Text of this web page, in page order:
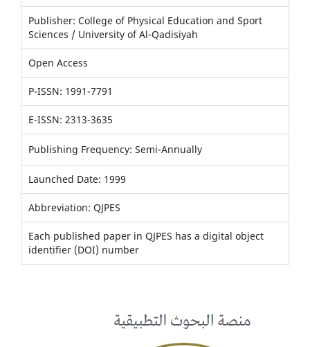
Publisher: College of Physical Education and Sport
Sciences / University of Al-Qadisiyah
Open Access
P-ISSN: 1991-7791
E-ISSN: 2313-3635
Publishing Frequency: Semi-Annually
Launched Date: 1999
Abbreviation: QJPES
Each published paper in QJPES has a digital object
identifier (DOI) number